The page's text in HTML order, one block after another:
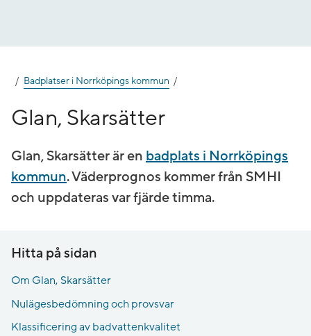
Badplatser i Norrköpings kommun
Glan, Skarsätter
Glan, Skarsätter är en badplats i Norrköpings
kommun. Väderprognos kommer från SMHI
och uppdateras var fjärde timma.
Hitta på sidan
Om Glan, Skarsätter
Nulägesbedömning och provsvar
Klassificering av badvattenkvalitet